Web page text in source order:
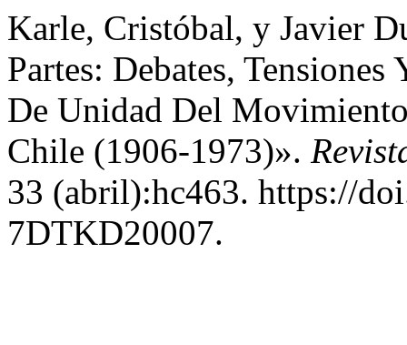
Karle, Cristóbal, y Javier
Partes: Debates,
De Unidad Del
Chile (1906-1973)».
33 (abril):hc463. https://
7DTKD20007.